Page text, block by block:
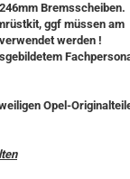
Bremsscheiben.
ggf müssen am
werden !
Opel-